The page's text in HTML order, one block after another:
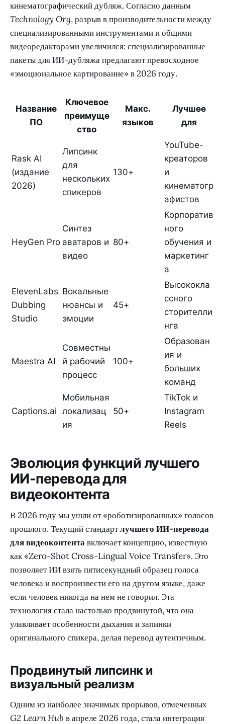
кинематографический дубляж. Согласно данным
Technology Org, разрыв в производительности между
специализированными инструментами и общими
видеоредакторами увеличился: специализированные
пакеты для ИИ-дубляжа предлагают превосходное
«эмоциональное картирование» в 2026 году.
Название
ПО
Ключевое
преимуще
ство
Макс.
языков
Лучшее
для
Rask AI
(издание
2026)
Липсинк
для
нескольких
спикеров
130+
YouTube-
креаторов
и
кинематогр
афистов
HeyGen Pro
Синтез
аватаров и
видео
80+
Корпоратив
ного
обучения и
маркетинг
а
ElevenLabs
Dubbing
Studio
Вокальные
нюансы и
эмоции
45+
Высококла
ссного
сторителли
нга
Maestra AI
Совместны
й рабочий
процесс
100+
Образован
ия и
больших
команд
Captions.ai
Мобильная
локализац
ия
50+
TikTok и
Instagram
Reels
Эволюция функций лучшего
ИИ-перевода для
видеоконтента
В 2026 году мы ушли от «роботизированных» голосов
прошлого. Текущий стандартлучшего ИИ-перевода
для видеоконтентавключает концепцию, известную
как «Zero-Shot Cross-Lingual Voice Transfer». Это
позволяет ИИ взять пятисекундный образец голоса
человека и воспроизвести его на другом языке, даже
если человек никогда на нем не говорил. Эта
технология стала настолько продвинутой, что она
улавливает особенности дыхания и запинки
оригинального спикера, делая перевод аутентичным.
Продвинутый липсинк и
визуальный реализм
Одним из наиболее значимых прорывов, отмеченных
G2 Learn Hub в апреле 2026 года, стала интеграция